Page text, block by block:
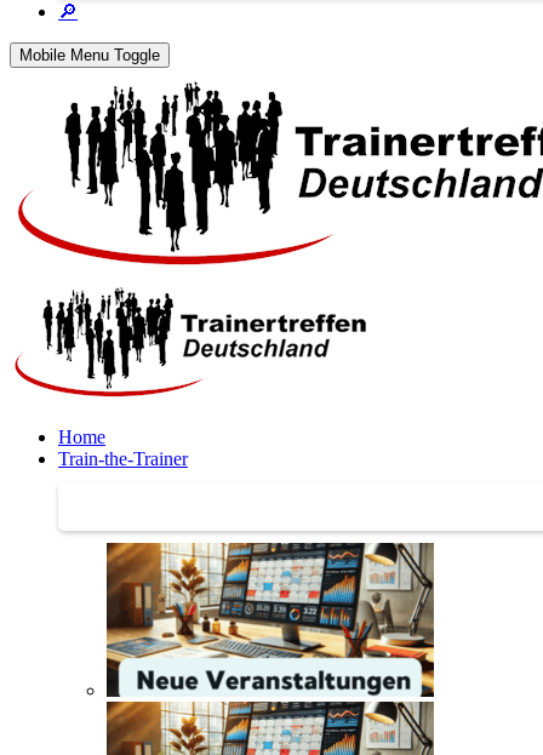
🔎
Mobile Menu Toggle
Home
Train-the-Trainer